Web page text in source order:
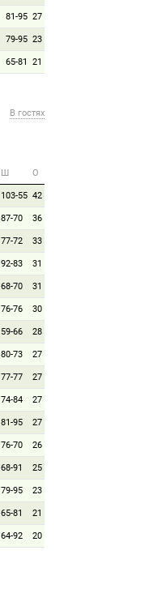
81-95 27
79-95 23
65-81 21
В гостях
Ш О
103-55 42
87-70 36
77-72 33
92-83 31
68-70 31
76-76 30
59-66 28
80-73 27
77-77 27
74-84 27
81-95 27
76-70 26
68-91 25
79-95 23
65-81 21
64-92 20